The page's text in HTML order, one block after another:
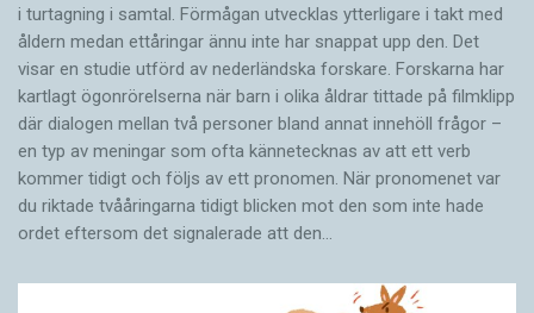
i turtagning i samtal. Förmågan utvecklas ytterligare i takt med
åldern medan ettåringar ännu inte har snappat upp den. Det
visar en studie utförd av nederländska forskare. Forskarna har
kartlagt ögonrörelserna när barn i olika åldrar tittade på filmklipp
där dialogen mellan två personer bland annat innehöll frågor –
en typ av meningar som ofta kännetecknas av att ett verb
kommer tidigt och följs av ett pronomen. När pronomenet var
du riktade tvååringarna tidigt blicken mot den som inte hade
ordet eftersom det ­signalerade att den…